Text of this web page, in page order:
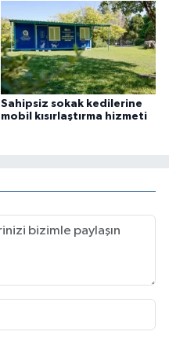
Sahipsiz sokak kedilerine
mobil kısırlaştırma hizmeti